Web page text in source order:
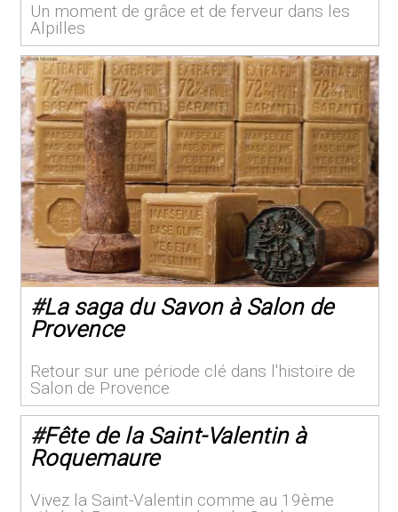
Un moment de grâce et de ferveur dans les
Alpilles
#La saga du Savon à Salon de
Provence
Retour sur une période clé dans l'histoire de
Salon de Provence
#Fête de la Saint-Valentin à
Roquemaure
Vivez la Saint-Valentin comme au 19ème